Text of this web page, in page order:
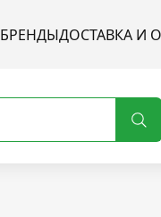
БРЕНДЫДОСТАВКА И